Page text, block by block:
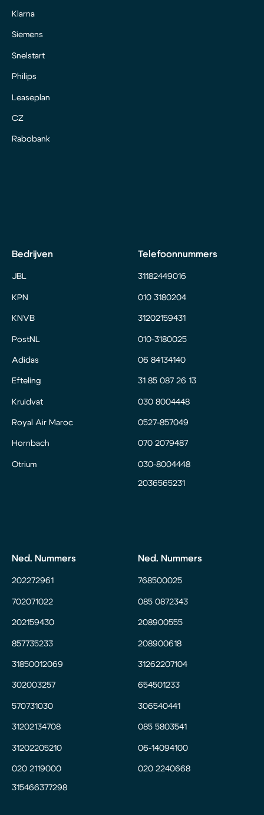
Klarna
Siemens
Snelstart
Philips
Leaseplan
CZ
Rabobank
Bedrijven
JBL
KPN
KNVB
PostNL
Adidas
Efteling
Kruidvat
Royal Air Maroc
Hornbach
Otrium
Telefoonnummers
31182449016
010 3180204
31202159431
010-3180025
06 84134140
31 85 087 26 13
030 8004448
0527-857049
070 2079487
030-8004448
2036565231
Ned. Nummers
202272961
702071022
202159430
857735233
31850012069
302003257
570731030
31202134708
31202205210
020 2119000
315466377298
Ned. Nummers
768500025
085 0872343
208900555
208900618
31262207104
654501233
306540441
085 5803541
06-14094100
020 2240668